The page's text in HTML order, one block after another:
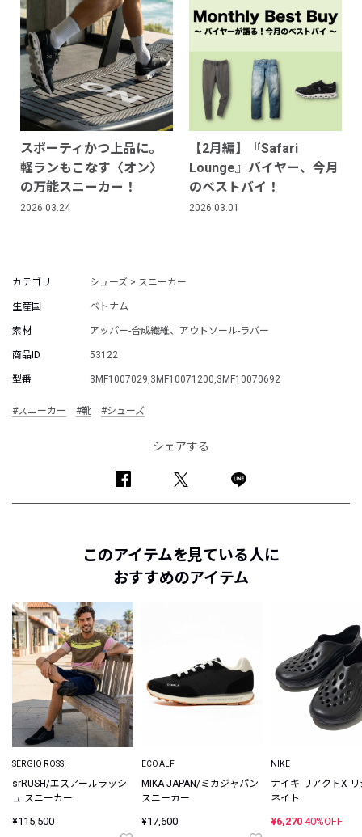
スポーティかつ上品に。
軽ランもこなす〈オン〉
の万能スニーカー！
2026.03.24
【2月編】『Safari
Lounge』バイヤー、今月
のベストバイ！
2026.03.01
カテゴリ シューズ > スニーカー
生産国 ベトナム
素材 アッパー-合成繊維、アウトソール-ラバー
商品ID 53122
型番 3MF1007029,3MF10071200,3MF10070692
#スニーカー #靴 #シューズ
シェアする
このアイテムを見ている人に
おすすめのアイテム
SERGIO ROSSI
srRUSH/エスアールラッシ
ュ スニーカー
¥115,500
ECOALF
MIKA JAPAN/ミカジャパン
スニーカー
¥17,600
NIKE
ナイキ リアクトX
ネイト
¥6,270 40%OFF